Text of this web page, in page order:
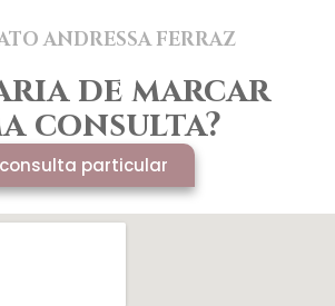
ANDRESSA FERRAZ
de marcar
consulta?
particular